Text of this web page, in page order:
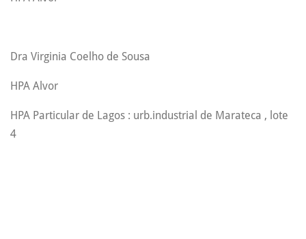
Dra Virginia Coelho de Sousa
HPA Alvor
HPA Particular de Lagos : urb.industrial de Marateca , lote
4